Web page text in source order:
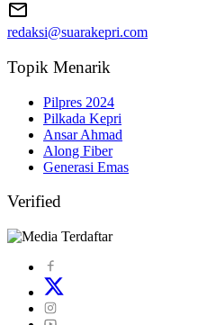
redaksi@suarakepri.com
Topik Menarik
Pilpres 2024
Pilkada Kepri
Ansar Ahmad
Along Fiber
Generasi Emas
Verified